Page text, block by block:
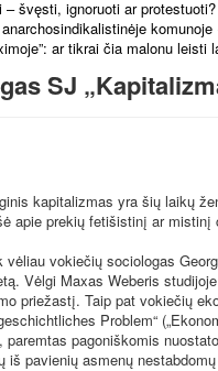
švęsti, ignoruoti ar protestuoti?
komunoje
ar tikrai čia malonu leisti
SJ
kapitalizmas yra šių laikų
apie prekių fetišistinį ar
vokiečių sociologas
Vėlgi Maxas Weberis
priežastį. Taip pat vokiečių
Problem“
paremtas pagoniškomis
iš pavienių asmenų